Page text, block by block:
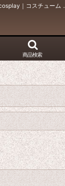
｜コスチューム．
商品検索